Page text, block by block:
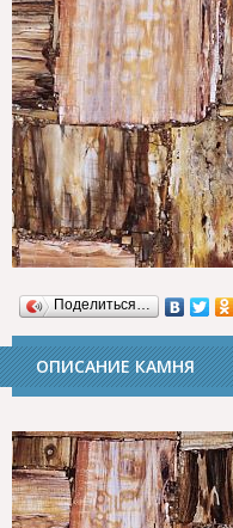
Поделиться…
ОПИСАНИЕ КАМНЯ